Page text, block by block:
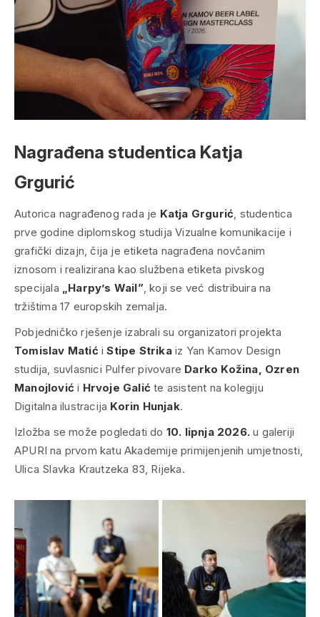
Nagrađena studentica Katja
Grgurić
Autorica nagrađenog rada je Katja Grgurić , studentica
prve godine diplomskog studija Vizualne komunikacije i
grafički dizajn, čija je etiketa nagrađena novčanim
iznosom i realizirana kao službena etiketa pivskog
specijala
„Harpy’s Wail”, koji se već distribuira na
tržištima 17 europskih zemalja.
Pobjedničko rješenje izabrali su organizatori projekta
Tomislav Matić i Stipe Strikaiz Yan Kamov Design
studija, suvlasnici Pulfer pivovare Darko Kožina, Ozren
Manojlovići Hrvoje Galić te asistent na kolegiju
Digitalna ilustracija Korin Hunjak.
Izložba se može pogledati do 10. lipnja 2026. u galeriji
APURI na prvom katu Akademije primijenjenih umjetnosti,
Ulica Slavka Krautzeka 83, Rijeka.